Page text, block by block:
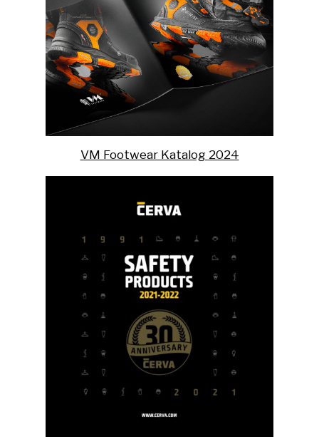
VM Footwear Katalog 2024